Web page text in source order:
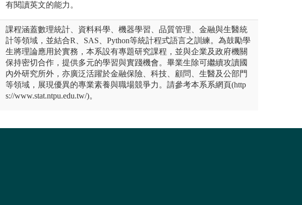
有閱讀英文的能力。
課程涵蓋數理統計、資料科學、機器學習、品質管理、金融與生醫統
計等領域，並結合R、SAS、Python等統計程式語言之訓練。為鼓勵學
生將理論應用於實務，本系設有專題研究課程，並與企業及政府機關
保持密切合作，提供多元的學習與實踐機會。畢業生除可繼續攻讀國
內外研究所外，亦廣泛活躍於金融保險、科技、顧問、生醫及公部門
等領域，展現優異的專業素養與職場競爭力。請參考本系系網頁(http
s://www.stat.ntpu.edu.tw/)。